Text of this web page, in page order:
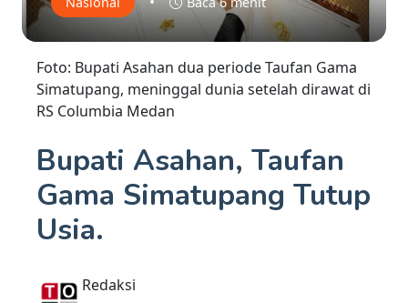
Foto: Bupati Asahan dua periode Taufan Gama
Simatupang, meninggal dunia setelah dirawat di
RS Columbia Medan
Bupati Asahan, Taufan
Gama Simatupang Tutup
Usia.
Redaksi